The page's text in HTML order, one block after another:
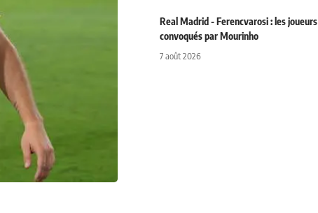
Real Madrid - Ferencvarosi : les joueurs
convoqués par Mourinho
7 août 2026